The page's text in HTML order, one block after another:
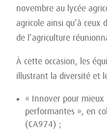
novembre au lycée
agricole ainsi qu’à
de l’agriculture
À cette occasion, les
illustrant la diversité et
« Innover pour mieux
performantes », en
(CA974) ;